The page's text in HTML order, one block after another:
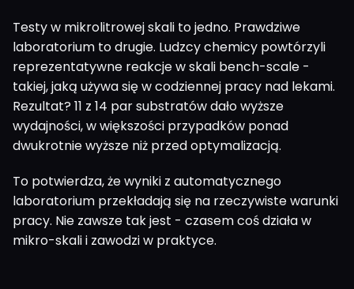
Testy w mikrolitrowej skali to jedno. Prawdziwe
laboratorium to drugie. Ludzcy chemicy powtórzyli
reprezentatywne reakcje w skali bench-scale -
takiej, jaką używa się w codziennej pracy nad lekami.
Rezultat? 11 z 14 par substratów dało wyższe
wydajności, w większości przypadków ponad
dwukrotnie wyższe niż przed optymalizacją.
To potwierdza, że wyniki z automatycznego
laboratorium przekładają się na rzeczywiste warunki
pracy. Nie zawsze tak jest - czasem coś działa w
mikro-skali i zawodzi w praktyce.